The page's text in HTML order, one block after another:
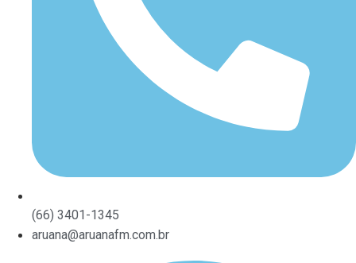
(66) 3401-1345
aruana@aruanafm.com.br